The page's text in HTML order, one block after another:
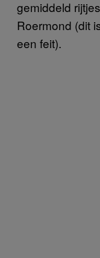
gemiddeld
Roermond (dit
een feit).